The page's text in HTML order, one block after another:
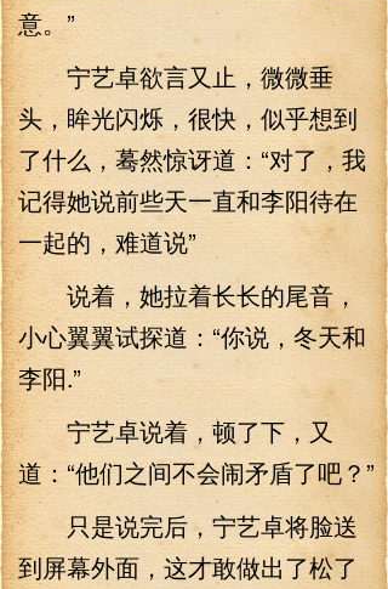
意。”
宁艺卓欲言又止，微微垂
头，眸光闪烁，很快，似乎想到
了什么，蓦然惊讶道：“对了，我
记得她说前些天一直和李阳待在
一起的，难道说”
说着，她拉着长长的尾音，
小心翼翼试探道：“你说，冬天和
李阳.”
宁艺卓说着，顿了下，又
道：“他们之间不会闹矛盾了吧？”
只是说完后，宁艺卓将脸送
到屏幕外面，这才敢做出了松了